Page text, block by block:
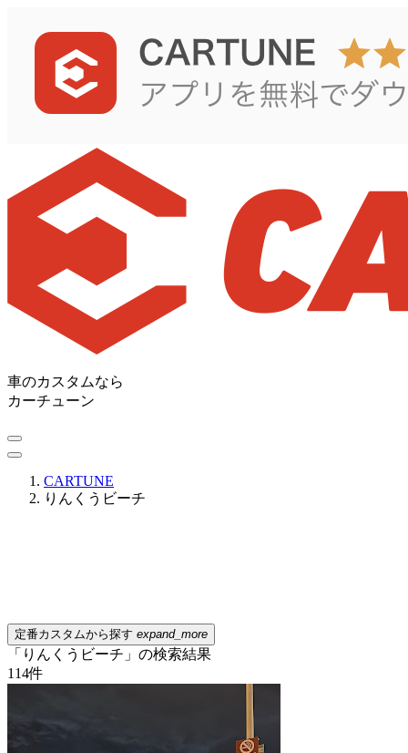
車のカスタムなら
カーチューン
CARTUNE
りんくうビーチ
定番カスタムから探す expand_more
「りんくうビーチ」の検索結果
114件